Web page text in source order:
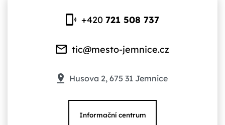
+420721 508 737
tic@mesto-jemnice.cz
Husova 2, 675 31 Jemnice
Informační centrum